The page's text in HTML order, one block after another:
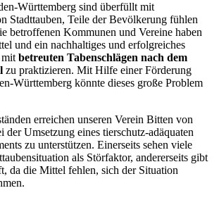
Württemberg sind überfüllt mit
Stadttauben, Teile der Bevölkerung fühlen
betroffenen Kommunen und Vereine haben
und ein nachhaltiges und erfolgreiches
mitbetreuten Tabenschlägen nach dem
zu praktizieren. Mit Hilfe einer Förderung
Württemberg könnte dieses große Problem
erreichen unseren Verein Bitten von
der Umsetzung eines tierschutz-adäquaten
zu unterstützen. Einerseits sehen viele
als Störfaktor, andererseits gibt
da die Mittel fehlen, sich der Situation